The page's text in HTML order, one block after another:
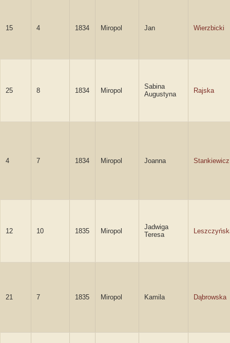
15 4 1834 Miropol Jan Wierzbicki
25 8 1834 Miropol
Sabina
Augustyna
Rajska
4 7 1834 Miropol Joanna Stankiewicz
12 10 1835 Miropol
Jadwiga
Teresa
21 7 1835 Miropol Kamila Dąbrowska